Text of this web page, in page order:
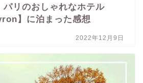
パリのおしゃれなホテル
】に泊まった感想
2022年12月9日